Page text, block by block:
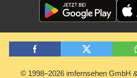
© 1998–2026 imfernsehen GmbH